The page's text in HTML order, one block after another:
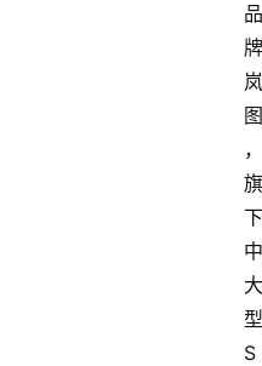
品
牌
岚
图
，
旗
下
中
大
型
S